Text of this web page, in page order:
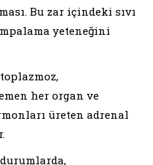
Bu zar içindeki sıvı
yeteneğini
her organ ve
üreten adrenal
durumlarda,